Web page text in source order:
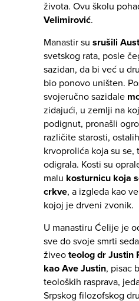
života. Ovu školu
Velimirović.
Manastir su srušili
svetskog rata, posle
sazidan, da bi već u
bio ponovo uništen.
svojeručno sazidale
zidajući, u zemlji na
podignut, pronašli
različite starosti,
krvoprolića koja su
odigrala. Kosti su
malu kosturnicu koja
crkve, a izgleda kao
kojoj je drveni zvonik.
U manastiru Ćelije je
sve do svoje smrti
živeo teolog dr Justin
kao Ave Justin, pisac
teoloških rasprava,
Srpskog filozofskog